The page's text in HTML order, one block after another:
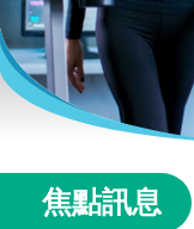
焦點訊息